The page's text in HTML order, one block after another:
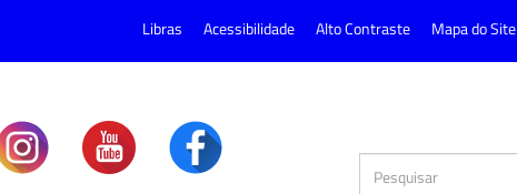
Libras Acessibilidade Alto Contraste Mapa do Site